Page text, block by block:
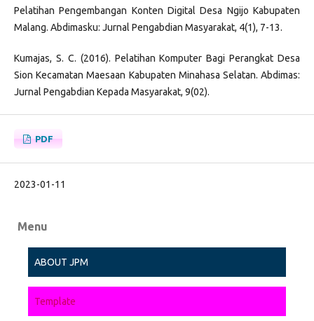
Pelatihan Pengembangan Konten Digital Desa Ngijo Kabupaten
Malang. Abdimasku: Jurnal Pengabdian Masyarakat, 4(1), 7-13.
Kumajas, S. C. (2016). Pelatihan Komputer Bagi Perangkat Desa
Sion Kecamatan Maesaan Kabupaten Minahasa Selatan. Abdimas:
Jurnal Pengabdian Kepada Masyarakat, 9(02).
PDF
2023-01-11
Menu
ABOUT JPM
Template